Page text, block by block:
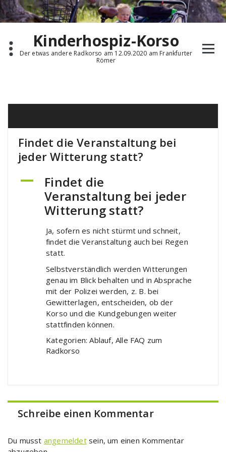
Zum
Inhalt
springen
Kinderhospiz-Korso
Der etwas andere Radkorso am 12.09.2020 am Frankfurter
Römer
Findet die Veranstaltung bei
jeder Witterung statt?
A
Findet die
Veranstaltung bei jeder
Witterung statt?
Ja, sofern es nicht stürmt und schneit,
findet die Veranstaltung auch bei Regen
statt.
Selbstverständlich werden Witterungen
genau im Blick behalten und in Absprache
mit der Polizei werden, z. B. bei
Gewitterlagen, entscheiden, ob der
Korso und die Kundgebungen weiter
stattfinden können.
Kategorien: Ablauf, Alle FAQ zum
Radkorso
Schreibe einen Kommentar
Du musst angemeldetsein, um einen Kommentar